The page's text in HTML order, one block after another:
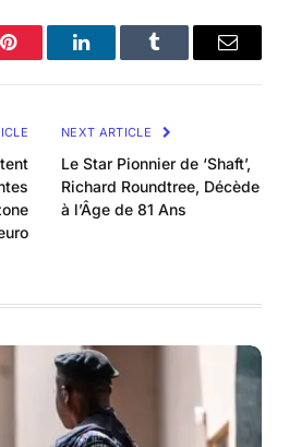
Pinterest LinkedInTumblr Email
NEXT ARTICLE
Le Star Pionnier de ‘Shaft’,
Richard Roundtree, Décède
à l’Âge de 81 Ans